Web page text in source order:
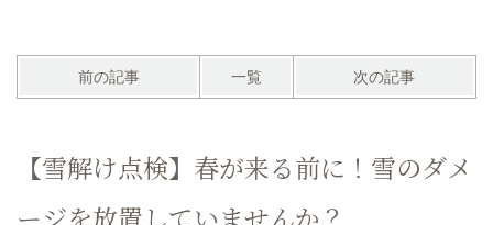
前の記事 一覧 次の記事
【雪解け点検】春が来る前に！雪のダメ